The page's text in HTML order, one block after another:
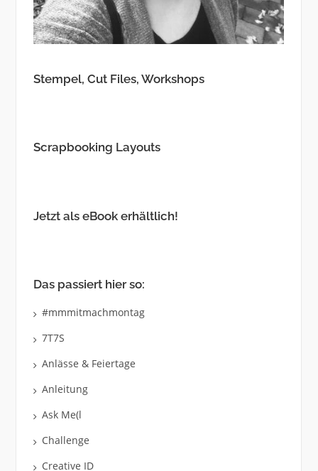
Stempel, Cut Files, Workshops
Scrapbooking Layouts
Jetzt als eBook erhältlich!
Das passiert hier so:
#mmmitmachmontag
7T7S
Anlässe & Feiertage
Anleitung
Ask Me(l
Challenge
Creative ID